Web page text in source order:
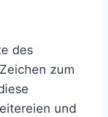
des
zum
und